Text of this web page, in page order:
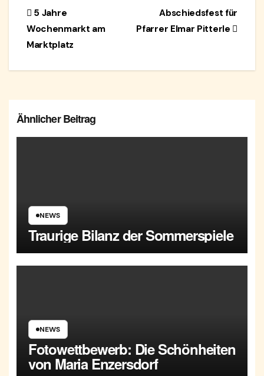
BeitragsnavigationAbschiedsfest für
Pfarrer Elmar Pitterle
5 Jahre
Wochenmarkt am
Marktplatz
Ähnlicher Beitrag
NEWS
Traurige Bilanz der Sommerspiele
NEWS
Fotowettbewerb: Die Schönheiten
von Maria Enzersdorf